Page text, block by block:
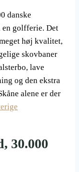
danske
en golfferie. Det
høj kvalitet,
skovbaner
lave
og den ekstra
alene er der
30.000